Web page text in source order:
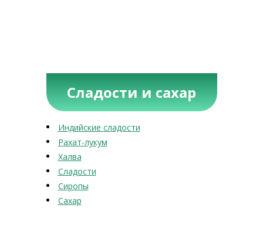
Сладости и сахар
Индийские сладости
Рахат-лукум
Халва
Сладости
Сиропы
Сахар